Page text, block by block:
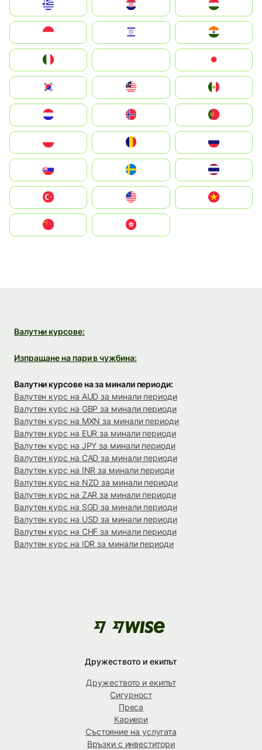
Magyarország
South Korea
United States
中國香港特別行政區
Валутни курсове:
Изпращане на пари в чужбина:
Валутни курсове на за минали периоди:
Валутен курс на AUD за минали периоди
Валутен курс на GBP за минали периоди
Валутен курс на MXN за минали периоди
Валутен курс на EUR за минали периоди
Валутен курс на JPY за минали периоди
Валутен курс на CAD за минали периоди
Валутен курс на INR за минали периоди
Валутен курс на NZD за минали периоди
Валутен курс на ZAR за минали периоди
Валутен курс на SGD за минали периоди
Валутен курс на USD за минали периоди
Валутен курс на CHF за минали периоди
Валутен курс на IDR за минали периоди
Дружеството и екипът
Дружеството и екипът
Сигурност
Преса
Кариери
Състояние на услугата
Връзки с инвеститори